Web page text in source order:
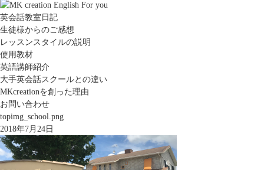
英会話教室日記
生徒様からのご感想
レッスンスタイルの説明
使用教材
英語講師紹介
大手英会話スクールとの違い
MKcreationを創った理由
お問い合わせ
topimg_school.png
2018年7月24日